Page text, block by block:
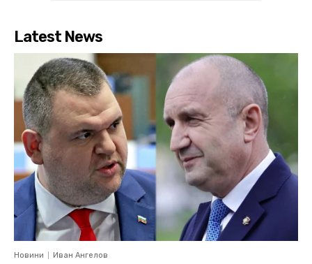
Latest News
Новини Иван Ангелов